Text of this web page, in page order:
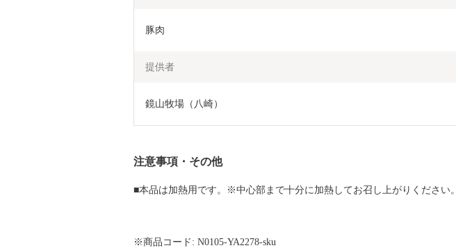
豚肉
提供者
鏡山牧場（八崎）
注意事項・その他
■本品は加熱用です。※中心部まで十分に加熱してお召し上がりください。
※商品コード: N0105-YA2278-sku